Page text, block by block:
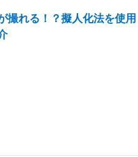
撮れる！？擬人化法を使